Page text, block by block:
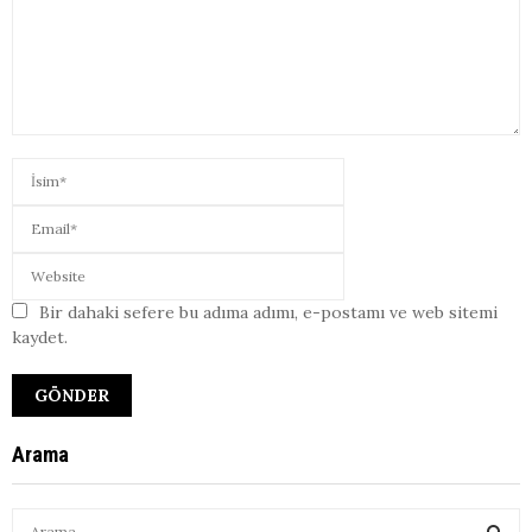
Bir dahaki sefere bu adıma adımı, e-postamı ve web sitemi
kaydet.
Arama